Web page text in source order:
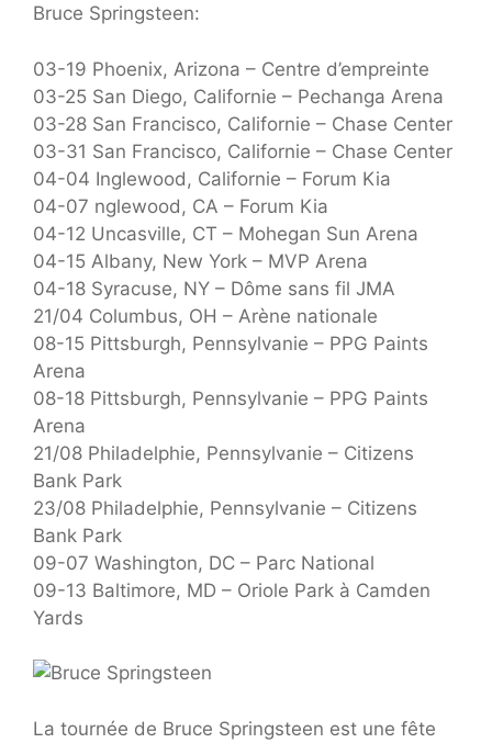
Bruce Springsteen:
03-19 Phoenix, Arizona – Centre d’empreinte
03-25 San Diego, Californie – Pechanga Arena
03-28 San Francisco, Californie – Chase Center
03-31 San Francisco, Californie – Chase Center
04-04 Inglewood, Californie – Forum Kia
04-07 nglewood, CA – Forum Kia
04-12 Uncasville, CT – Mohegan Sun Arena
04-15 Albany, New York – MVP Arena
04-18 Syracuse, NY – Dôme sans fil JMA
21/04 Columbus, OH – Arène nationale
08-15 Pittsburgh, Pennsylvanie – PPG Paints
Arena
08-18 Pittsburgh, Pennsylvanie – PPG Paints
Arena
21/08 Philadelphie, Pennsylvanie – Citizens
Bank Park
23/08 Philadelphie, Pennsylvanie – Citizens
Bank Park
09-07 Washington, DC – Parc National
09-13 Baltimore, MD – Oriole Park à Camden
Yards
La tournée de Bruce Springsteen est une fête